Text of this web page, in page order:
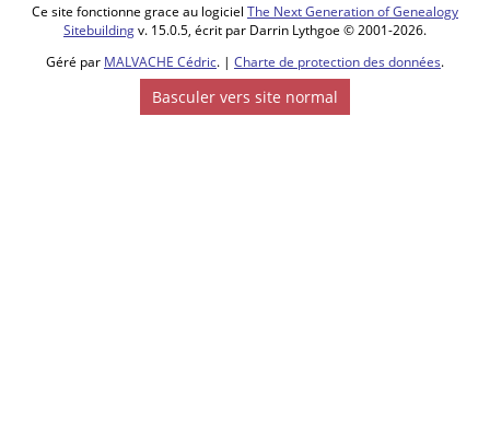
Ce site fonctionne grace au logiciel The Next Generation of Genealogy
Sitebuildingv. 15.0.5, écrit par Darrin Lythgoe © 2001-2026.
Géré par MALVACHE Cédric. | Charte de protection des données.
Basculer vers site normal